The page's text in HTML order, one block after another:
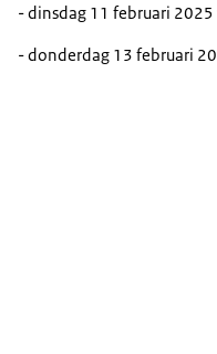
- dinsdag 11 februari
- donderdag 13 februari